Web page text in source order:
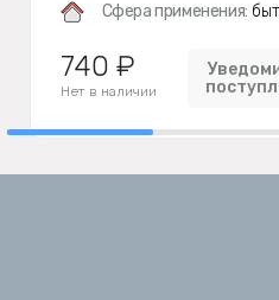
Сфера применения:
740 ₽
Нет в наличии